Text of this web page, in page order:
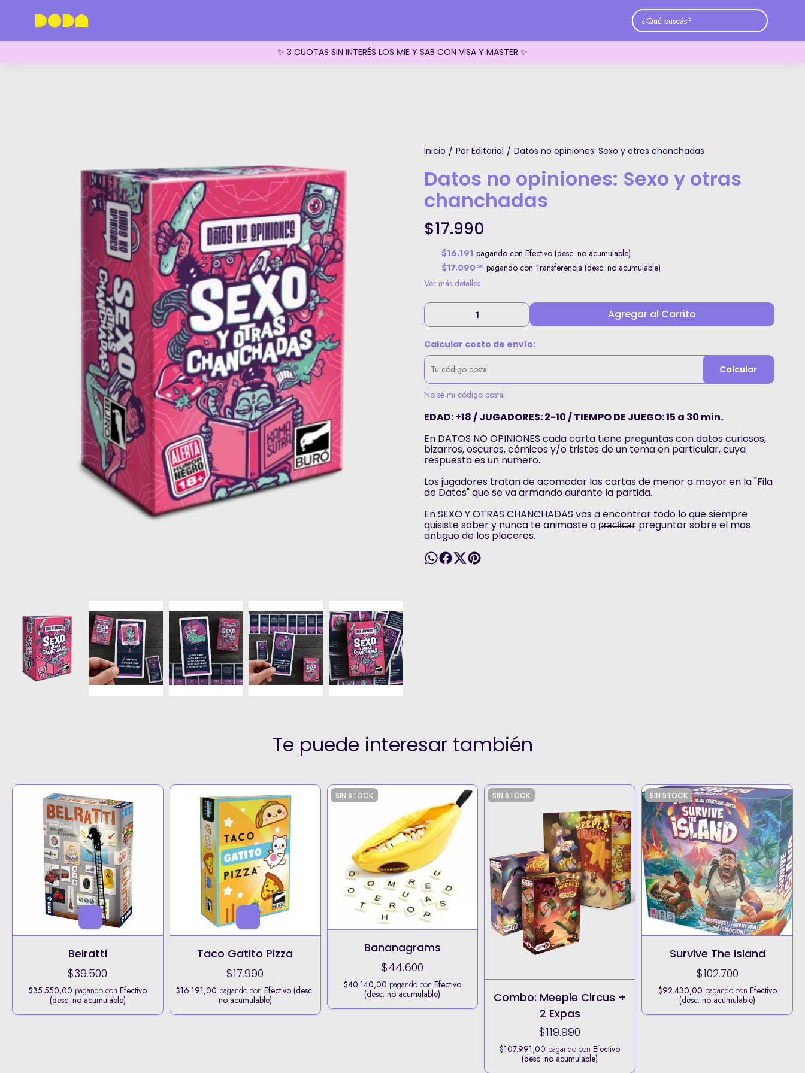
✨ 3 CUOTAS SIN INTERÉS LOS MIE Y SAB CON VISA Y MASTER ✨
Inicio / Por Editorial / Datos no opiniones: Sexo y otras chanchadas
Datos no opiniones: Sexo y otras
chanchadas
$17.990
$16.191 pagando con Efectivo (desc. no acumulable)
$17.090 50 pagando con Transferencia (desc. no acumulable)
Ver más detalles
Agregar al Carrito
Calcular costo de envío:
Calcular
No sé mi código postal
EDAD: +18 / JUGADORES: 2-10 / TIEMPO DE JUEGO: 15 a 30 min.
En DATOS NO OPINIONES cada carta tiene preguntas con datos curiosos,
bizarros, oscuros, cómicos y/o tristes de un tema en particular, cuya
respuesta es un numero.
Los jugadores tratan de acomodar las cartas de menor a mayor en la "Fila
de Datos" que se va armando durante la partida.
En SEXO Y OTRAS CHANCHADAS vas a encontrar todo lo que siempre
quisiste saber y nunca te animaste a p̶r̶a̶c̶t̶i̶c̶a̶r preguntar sobre el mas
antiguo de los placeres.
Te puede interesar también
Belratti
$39.500
$35.550,00 pagando con Efectivo
(desc. no acumulable)
Taco Gatito Pizza
$17.990
$16.191,00 pagando conEfectivo (desc.
no acumulable)
SIN STOCK
Bananagrams
$44.600
$40.140,00 pagando con Efectivo
(desc. no acumulable)
SIN STOCK
Combo: Meeple Circus +
2 Expas
$119.990
$107.991,00 pagando conEfectivo
(desc. no acumulable)
SIN STOCK
Survive The Island
$102.700
$92.430,00 pagando con Efectivo
(desc. no acumulable)